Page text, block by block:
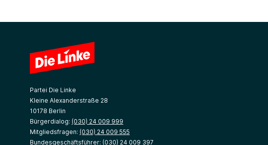
Partei Die Linke
Kleine Alexanderstraße 28
10178 Berlin
Bürgerdialog: (030) 24 009 999
Mitgliedsfragen: (030) 24 009 555
Bundesgeschäftsführer: (030) 24 009 397